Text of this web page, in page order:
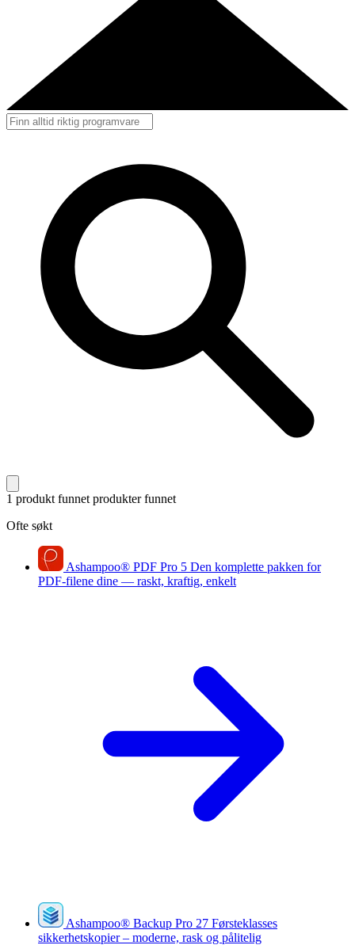
1 produkt funnet produkter funnet
Ofte søkt
Ashampoo® PDF Pro 5 Den komplette pakken for
PDF-filene dine — raskt, kraftig, enkelt
Ashampoo® Backup Pro 27 Førsteklasses
sikkerhetskopier – moderne, rask og pålitelig